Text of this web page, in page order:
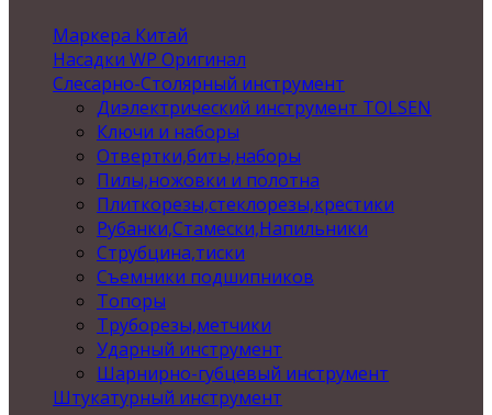
Маркера Китай
Насадки WP Оригинал
Слесарно-Столярный инструмент
Диэлектрический инструмент TOLSEN
Ключи и наборы
Отвертки,биты,наборы
Пилы,ножовки и полотна
Плиткорезы,стеклорезы,крестики
Рубанки,Стамески,Напильники
Струбцина,тиски
Съемники подшипников
Топоры
Труборезы,метчики
Ударный инструмент
Шарнирно-губцевый инструмент
Штукатурный инструмент